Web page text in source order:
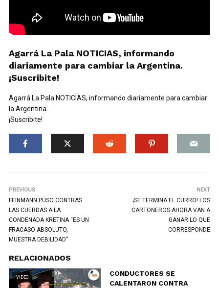
Agarrá La Pala NOTICIAS, informando
diariamente para cambiar la Argentina.
¡Suscribite!
Agarrá La Pala NOTICIAS, informando diariamente para cambiar
la Argentina.
¡Suscribite!
PREVIOUS
FEINMANN PUSO CONTRAS
LAS CUERDAS A LA
CONDENADA KRETINA “ES UN
FRACASO ABSOLUTO,
MUESTRA DEBILIDAD”
NEXT
¡SE TERMINA EL CURRO! LOS
CARTONEROS AHORA VAN A
GANAR LO QUE
CORRESPONDE
RELACIONADOS
VIDEO
CONDUCTORES SE
CALENTARON CONTRA